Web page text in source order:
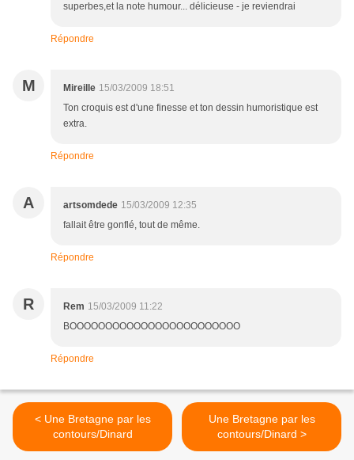
superbes,et la note humour... délicieuse - je reviendrai
Répondre
M Mireille 15/03/2009 18:51
Ton croquis est d'une finesse et ton dessin humoristique est
extra.
Répondre
A artsomdede 15/03/2009 12:35
fallait être gonflé, tout de même.
Répondre
R Rem 15/03/2009 11:22
BOOOOOOOOOOOOOOOOOOOOOOOO
Répondre
< Une Bretagne par les
contours/Dinard
Une Bretagne par les
contours/Dinard >